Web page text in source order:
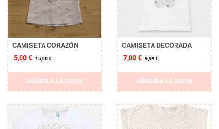
CAMISETA CORAZÓN
5,00 € 15,00 €
AÑADIR A LA CESTA
CAMISETA DECORADA
7,00 € 9,99 €
AÑADIR A LA CESTA